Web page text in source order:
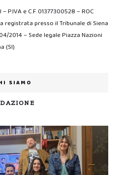
P.IVA e C.F. 01377300528 – ROC
registrata presso il Tribunale di Siena
2014 – Sede legale Piazza Nazioni
(SI)
SIAMO